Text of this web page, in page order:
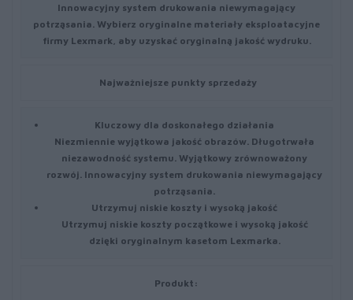
Innowacyjny system drukowania niewymagający
potrząsania. Wybierz oryginalne materiały eksploatacyjne
firmy Lexmark, aby uzyskać oryginalną jakość wydruku.
Najważniejsze punkty sprzedaży
Kluczowy dla doskonałego działania
Niezmiennie wyjątkowa jakość obrazów. Długotrwała
niezawodność systemu. Wyjątkowy zrównoważony
rozwój. Innowacyjny system drukowania niewymagający
potrząsania.
Utrzymuj niskie koszty i wysoką jakość
Utrzymuj niskie koszty początkowe i wysoką jakość
dzięki oryginalnym kasetom Lexmarka.
Produkt: